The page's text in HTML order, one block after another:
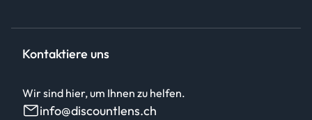
Kontaktiere uns
Wir sind hier, um Ihnen zu helfen.
info@discountlens.ch